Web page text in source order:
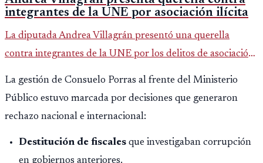
integrantes de la UNE por asociación ilícita
La diputada Andrea Villagrán presentó una querella
contra integrantes de la UNE por los delitos de asociación
La gestión de Consuelo Porras al frente del Ministerio
Público estuvo marcada por decisiones que generaron
rechazo nacional e internacional:
Destitución de fiscales que investigaban corrupción
en gobiernos anteriores.